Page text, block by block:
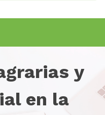
y
en la